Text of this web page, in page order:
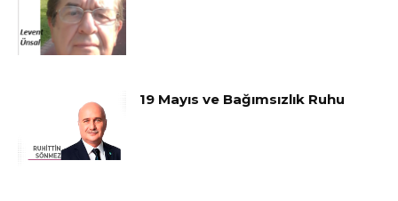
19 Mayıs ve Bağımsızlık Ruhu